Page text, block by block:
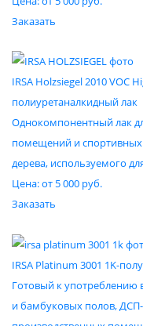
Заказать
IRSA Holzsiegel 2010 VOC
полиуретаналкидный лак
Однокомпонентный лак
помещений и
дерева, используемого
Цена: от 5 000 руб.
Заказать
IRSA Platinum 3001 1K-
Готовый к употреблению
и бамбуковых полов,